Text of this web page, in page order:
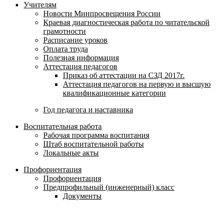
Учителям
Новости Минпросвещения России
Краевая диагностическая работа по читательской
грамотности
Расписание уроков
Оплата труда
Полезная информация
Аттестация педагогов
Приказ об аттестации на СЗД 2017г.
Аттестация педагогов на первую и высшую
квалификационные категории
Год педагога и наставника
Воспитательная работа
Рабочая программа воспитания
Штаб воспитательной работы
Локальные акты
Профориентация
Профориентация
Предпрофильный (инженерный) класс
Документы